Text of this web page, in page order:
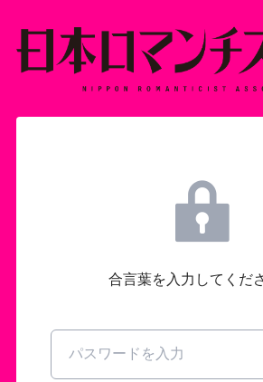
合言葉を入力してくだ